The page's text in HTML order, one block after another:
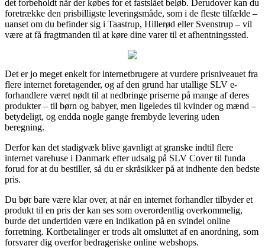
det forbeholdt når der købes for et fastslået beløb. Derudover kan du
foretrække den prisbilligste leveringsmåde, som i de fleste tilfælde –
uanset om du befinder sig i Taastrup, Hillerød eller Svenstrup – vil
være at få fragtmanden til at køre dine varer til et afhentningssted.
Det er jo meget enkelt for internetbrugere at vurdere prisniveauet fra
flere internet foretagender, og af den grund har utallige SLV e-
forhandlere været nødt til at nedbringe priserne på mange af deres
produkter – til børn og babyer, men ligeledes til kvinder og mænd –
betydeligt, og endda nogle gange frembyde levering uden
beregning.
Derfor kan det stadigvæk blive gavnligt at granske indtil flere
internet varehuse i Danmark efter udsalg på SLV Cover til funda
forud for at du bestiller, så du er skråsikker på at indhente den bedste
pris.
Du bør bare være klar over, at når en internet forhandler tilbyder et
produkt til en pris der kan ses som overordentlig overkommelig,
burde det undertiden være en indikation på en svindel online
forretning. Kortbetalinger er trods alt omsluttet af en anordning, som
forsvarer dig overfor bedrageriske online webshops.